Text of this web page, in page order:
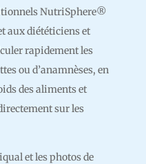
NutriSphere®
aux diététiciens et
rapidement les
ou d’anamnèses, en
des aliments et
sur les
et les photos de